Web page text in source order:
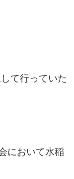
て行っていた
において水稲